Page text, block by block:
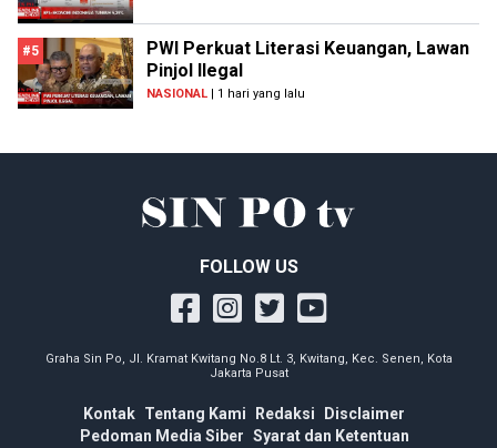
#5
PWI Perkuat Literasi Keuangan, Lawan
Pinjol Ilegal
NASIONAL | 1 hari yang lalu
FOLLOW US
Graha Sin Po, Jl. Kramat Kwitang No.8 Lt. 3, Kwitang, Kec. Senen, Kota
Jakarta Pusat
Kontak Tentang Kami Redaksi
Disclaimer
Pedoman Media Siber Syarat dan Ketentuan